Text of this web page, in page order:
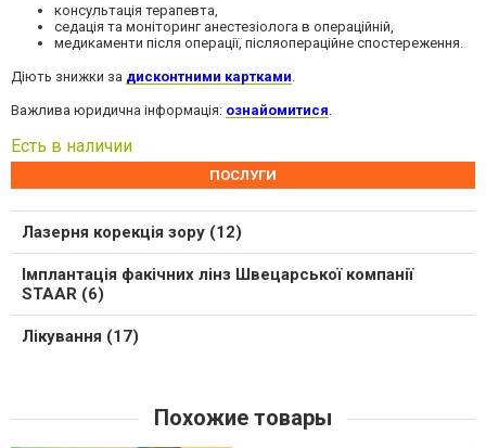
консультація терапевта,
седація та моніторинг анестезіолога в операційній,
медикаменти після операції, післяопераційне спостереження.
Діють знижки за дисконтними картками
Важлива юридична інформація: ознайомитися
Есть в наличии
ПОСЛУГИ
Лазерня корекція зору (12)
Імплантація факічних лінз Швецарської компанії
STAAR (6)
Лікування (17)
Похожие товары